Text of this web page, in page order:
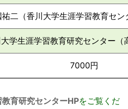
祐二（香川大学生涯学習教育セ
学生涯学習教育研究センター（
7000円
育研究センターHPをご覧くだ